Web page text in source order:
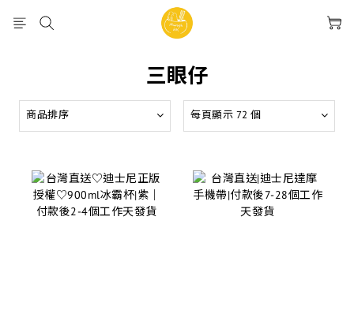
三眼仔
商品排序 每頁顯示 72 個